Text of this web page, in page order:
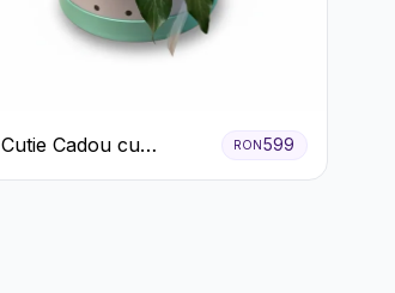
Cutie Cadou cu
Prosecco Mionetto
RON599